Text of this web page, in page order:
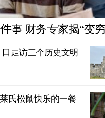
事 财务专家揭“变
走访三个历史文明
氏松鼠快乐的一餐